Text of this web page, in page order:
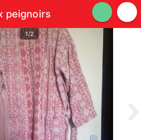
peignoirs
1/2